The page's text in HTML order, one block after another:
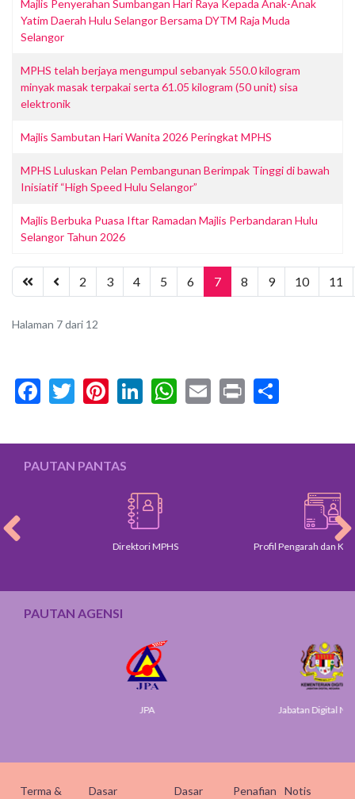
Majlis Penyerahan Sumbangan Hari Raya Kepada Anak-Anak
Yatim Daerah Hulu Selangor Bersama DYTM Raja Muda
Selangor
MPHS telah berjaya mengumpul sebanyak 550.0 kilogram
minyak masak terpakai serta 61.05 kilogram (50 unit) sisa
elektronik
Majlis Sambutan Hari Wanita 2026 Peringkat MPHS
MPHS Luluskan Pelan Pembangunan Berimpak Tinggi di bawah
Inisiatif “High Speed Hulu Selangor”
Majlis Berbuka Puasa Iftar Ramadan Majlis Perbandaran Hulu
Selangor Tahun 2026
2 3 4 5 6 7 8 9 10 11
Halaman 7 dari 12
Facebook
Twitter
Pinterest
LinkedIn
WhatsApp
Email
Print
PAUTAN PANTAS
Direktori MPHS Profil Pengarah dan Ketua
PAUTAN AGENSI
Jabatan Digital Negara
Terma &
Dasar
Dasar
Penafian
Notis